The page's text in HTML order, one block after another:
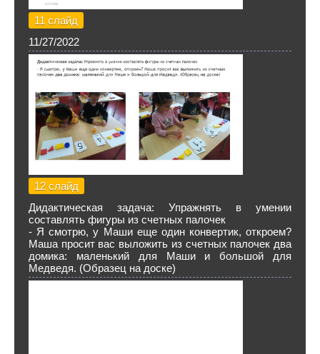
11 слайд
11/27/2022
12 слайд
Дидактическая задача: Упражнять в умении
составлять фигуры из счетных палочек
- Я смотрю, у Маши еще один конвертик, откроем?
Маша просит вас выложить из счетных палочек два
домика: маленький для Маши и большой для
Медведя. (Образец на доске)